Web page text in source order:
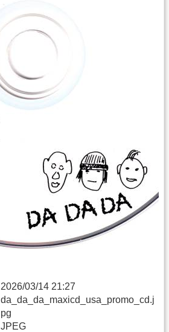
2026/03/14 21:27
da_da_da_maxicd_usa_promo_cd.j
pg
JPEG